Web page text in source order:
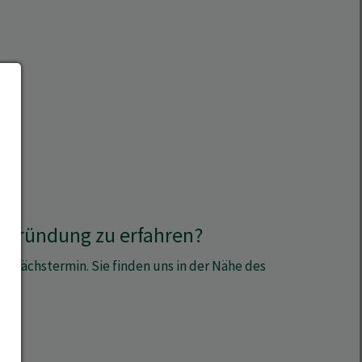
zu erfahren?
Sie finden uns in der Nähe des